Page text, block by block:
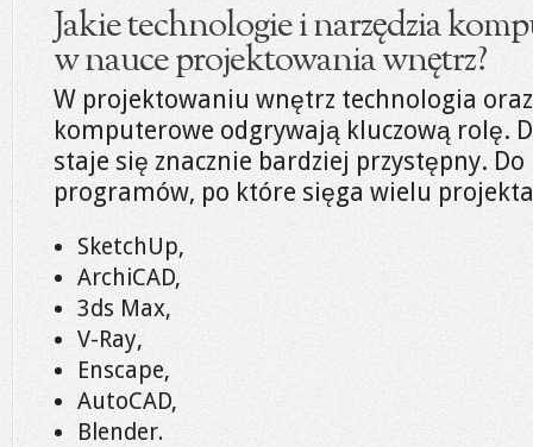
Jakie technologie i narzędzia
w nauce projektowania wnętrz?
W projektowaniu wnętrz technologia
komputerowe odgrywają kluczową rolę.
staje się znacznie bardziej przystępny.
programów, po które sięga wielu
SketchUp,
ArchiCAD,
3ds Max,
V-Ray,
Enscape,
AutoCAD,
Blender.